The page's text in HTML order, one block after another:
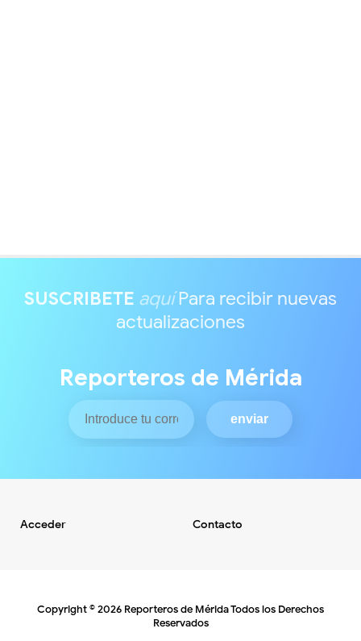
SUSCRIBETE aquíPara recibir nuevas
actualizaciones
Reporteros de Mérida
Acceder Contacto
Copyright ©2026 Reporteros de MéridaTodos los Derechos
Reservados